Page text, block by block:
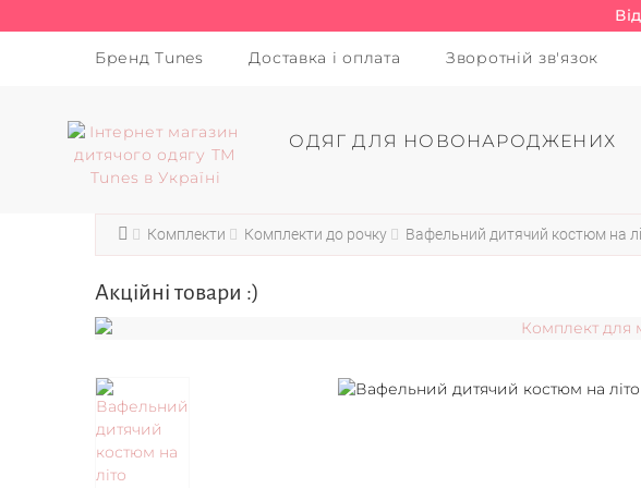
Бренд Tunes Доставка і оплата Зворотній зв'язок
ОДЯГ ДЛЯ НОВОНАРОДЖЕНИХ
Комплекти Комплекти до рочку Вафельний дитячий костюм на
Акційні товари :)